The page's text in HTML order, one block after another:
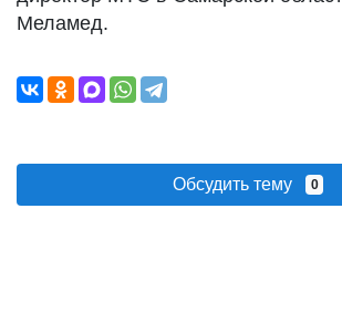
Меламед.
Обсудить тему 0